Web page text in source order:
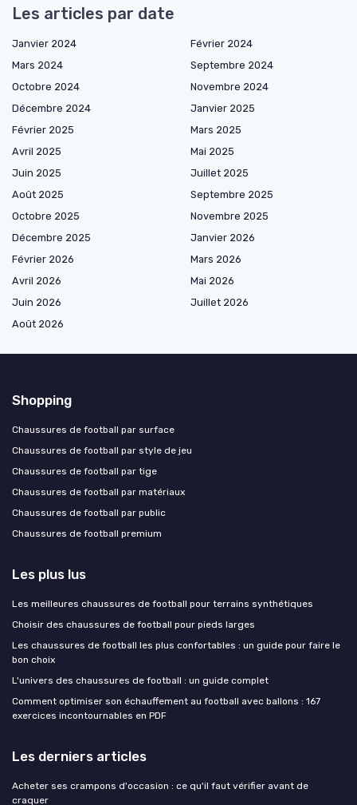
Les articles par date
Janvier 2024
Février 2024
Mars 2024
Septembre 2024
Octobre 2024
Novembre 2024
Décembre 2024
Janvier 2025
Février 2025
Mars 2025
Avril 2025
Mai 2025
Juin 2025
Juillet 2025
Août 2025
Septembre 2025
Octobre 2025
Novembre 2025
Décembre 2025
Janvier 2026
Février 2026
Mars 2026
Avril 2026
Mai 2026
Juin 2026
Juillet 2026
Août 2026
Shopping
Chaussures de football par surface
Chaussures de football par style de jeu
Chaussures de football par tige
Chaussures de football par matériaux
Chaussures de football par public
Chaussures de football premium
Les plus lus
Les meilleures chaussures de football pour terrains synthétiques
Choisir des chaussures de football pour pieds larges
Les chaussures de football les plus confortables : un guide pour faire le
bon choix
L'univers des chaussures de football : un guide complet
Comment optimiser son échauffement au football avec ballons : 167
exercices incontournables en PDF
Les derniers articles
Acheter ses crampons d'occasion : ce qu'il faut vérifier avant de
craquer